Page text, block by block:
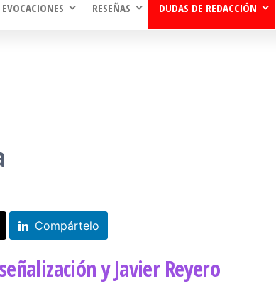
EVOCACIONES RESEÑAS DUDAS DE REDACCIÓN
Compártelo
y Javier Reyero